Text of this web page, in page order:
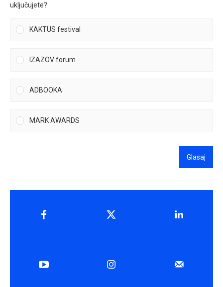
uključujete?
KAKTUS festival
IZAZOV forum
ADBOOKA
MARK AWARDS
Glasaj